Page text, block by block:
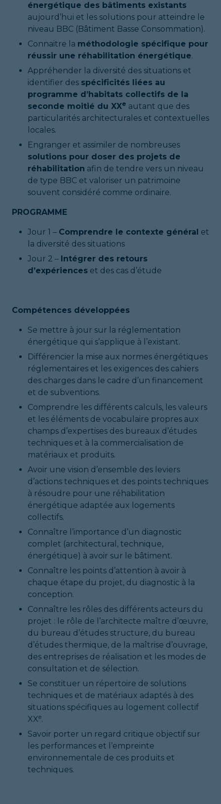
énergétique des bâtiments existants
aujourd’hui et les solutions pour atteindre le
niveau BBC (Bâtiment Basse Consommation).
Connaitre la méthodologie spécifique pour
réussir une réhabilitation énergétique.
Appréhender la diversité des situations et
identifier des spécificités liées au
programme d’habitats collectifs de la
seconde moitié du XXe autant que des
particularités architecturales et contextuelles
locales.
Engranger et assimiler de nombreuses
solutions pour doser des projets de
réhabilitation afin de tendre vers un niveau
de type BBC et valoriser un patrimoine
souvent considéré comme ordinaire.
PROGRAMME
Jour 1 – Comprendre le contexte général et
la diversité des situations
Jour 2 – Intégrer des retours
d’expériences et des cas d’étude
Compétences développées
Se mettre à jour sur la réglementation
énergétique qui s’applique à l’existant.
Différencier la mise aux normes énergétiques
réglementaires et les exigences des cahiers
des charges dans le cadre d’un financement
et de subventions.
Comprendre les différents calculs, les valeurs
et les éléments de vocabulaire propres aux
champs d’expertises des bureaux d’études
techniques et à la commercialisation de
matériaux et produits.
Avoir une vision d’ensemble des leviers
d’actions techniques et des points techniques
à résoudre pour une réhabilitation
énergétique adaptée aux logements
collectifs.
Connaître l’importance d’un diagnostic
complet (architectural, technique,
énergétique) à avoir sur le bâtiment.
Connaître les points d’attention à avoir à
chaque étape du projet, du diagnostic à la
conception.
Connaître les rôles des différents acteurs du
projet : le rôle de l’architecte maître d’œuvre,
du bureau d’études structure, du bureau
d’études thermique, de la maîtrise d’ouvrage,
des entreprises de réalisation et les modes de
consultation et de sélection.
Se constituer un répertoire de solutions
techniques et de matériaux adaptés à des
situations spécifiques au logement collectif
XXe.
Savoir porter un regard critique objectif sur
les performances et l’empreinte
environnementale de ces produits et
techniques.